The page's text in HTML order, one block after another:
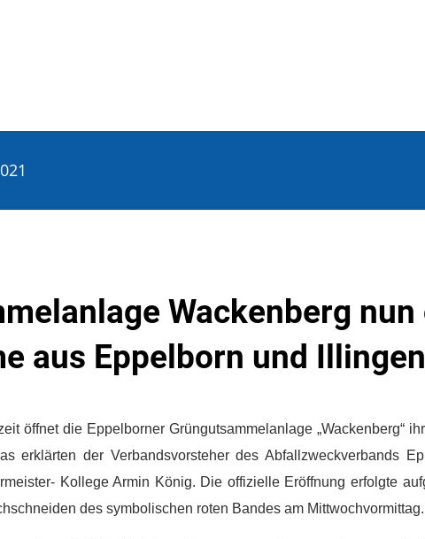
Wackenberg
aus Eppelborn und
öffnet die Eppelborner Grüngutsammelanlage „Wackenberg“
erklärten der Verbandsvorsteher des Abfallzweckverbands
Kollege Armin König. Die offizielle Eröffnung erfolgte
des symbolischen roten Bandes am Mittwochvormittag.